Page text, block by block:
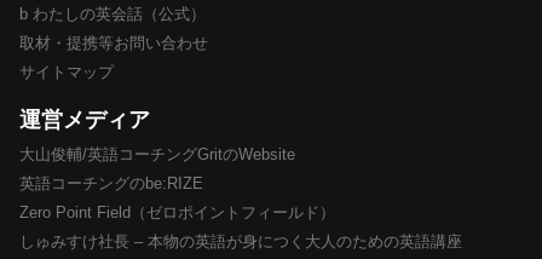
b わたしの英会話（公式）
取材・提携等お問い合わせ
サイトマップ
運営メディア
大山俊輔/英語コーチングGritのWebsite
英語コーチングのbe:RIZE
Zero Point Field（ゼロポイントフィールド）
しゅみすけ社長 – 本物の英語が身につく大人のための英語講座